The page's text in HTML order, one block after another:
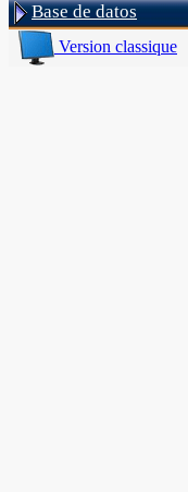
Base de datos
Version classique